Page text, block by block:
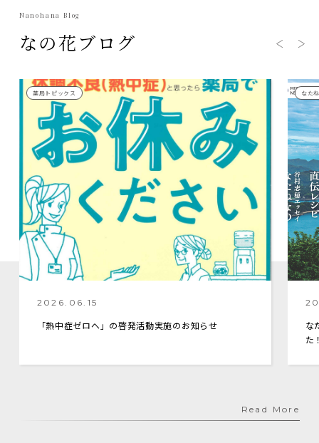
Nanohana Blog
なの花ブログ
薬局トピックス
2026.06.15
「熱中症ゼロへ」の啓発活動実施のお知らせ
なた
な
た
Read More